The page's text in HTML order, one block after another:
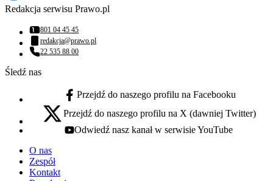
Redakcja serwisu Prawo.pl
Numer telefonu:
801 04 45 45
Adres email:
redakcja@prawo.pl
Numer telefonu:
22 535 88 00
Śledź nas
facebook - otwiera się w nowej karcie
Przejdź do naszego profilu na Facebooku
x - otwiera się w nowej karcie
Przejdź do naszego profilu na X (dawniej Twitter)
youtube - otwiera się w nowej karcie
Odwiedź nasz kanał w serwisie YouTube
O nas
Zespół
Kontakt